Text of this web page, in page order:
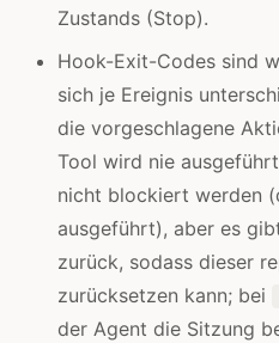
Zustands (Stop).
Hook-Exit-Codes sind
sich je Ereignis
die vorgeschlagene
Tool wird nie
nicht blockiert werden
ausgeführt), aber es
zurück, sodass dieser
zurücksetzen kann; bei
der Agent die Sitzung